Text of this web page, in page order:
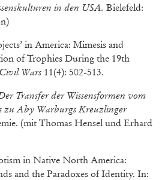
in den USA. Bielefeld:
in America: Mimesis and
of Trophies During the 19th
Civil Wars 11(4): 502-513.
Transfer der Wissensformen vom
zu Aby Warburgs Kreuzlinger
(mit Thomas Hensel und Erhard
in Native North America:
and the Paradoxes of Identity. In: